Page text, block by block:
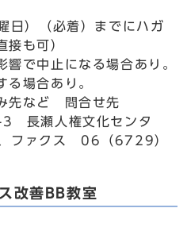
日）（必着）までにハガ
接も可）
で中止になる場合あり。
る場合あり。
先など 問合せ先
長瀬人権文化センタ
ァクス 06（6729）
改善BB教室